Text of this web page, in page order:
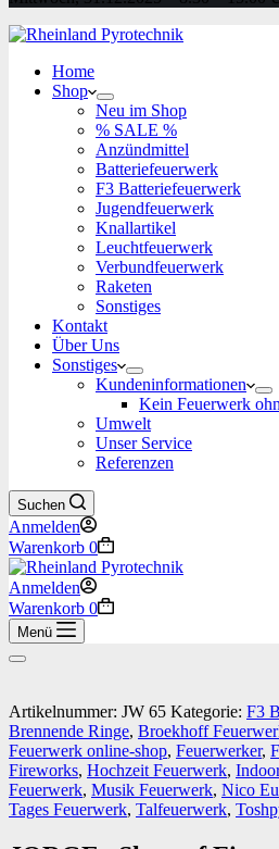
Home
Shop
Neu im Shop
% SALE %
Anzündmittel
Batteriefeuerwerk
F3 Batteriefeuerwerk
Jugendfeuerwerk​
Knallartikel
Leuchtfeuerwerk​
Verbundfeuerwerk
Raketen
Sonstiges
Kontakt
Über Uns
Sonstiges
Kundeninformationen
Kein Feuerwerk
Umwelt
Unser Service
Referenzen
Suchen
Anmelden
Warenkorb 0
Anmelden
Warenkorb 0
Menü
Artikelnummer: JW 65 Kategorie: F3
Brennende Ringe, Broekhoff
Feuerwerk online-shop, Feuerwerker,
Fireworks, Hochzeit Feuerwerk,
Feuerwerk, Musik Feuerwerk, Nico
Tages Feuerwerk, Talfeuerwerk,